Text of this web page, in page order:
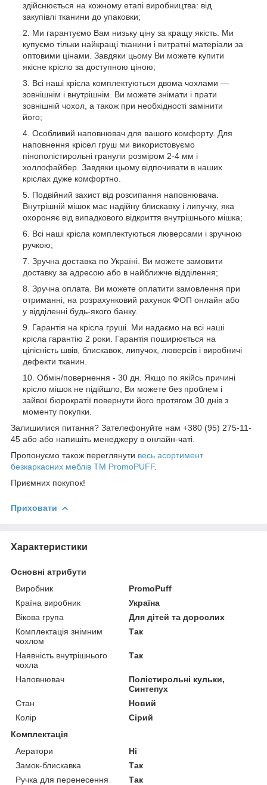
здійснюється на кожному етапі виробництва: від
закупівлі тканини до упаковки;
Ми гарантуємо Вам низьку ціну за кращу якість. Ми
купуємо тільки найкращі тканини і витратні матеріали за
оптовими цінами. Завдяки цьому Ви можете купити
якісне крісло за доступною ціною;
Всі наші крісла комплектуються двома чохлами ―
зовнішнім і внутрішнім. Ви можете знімати і прати
зовнішній чохол, а також при необхідності замінити
його;
Особливий наповнювач для вашого комфорту. Для
наповнення крісел груш ми використовуємо
пінополістирольні гранули розміром 2-4 мм і
холлофайбер. Завдяки цьому відпочивати в наших
кріслах дуже комфортно.
Подвійний захист від розсипання наповнювача.
Внутрішній мішок має надійну блискавку і липучку, яка
охороняє від випадкового відкриття внутрішнього мішка;
Всі наші крісла комплектуються люверсами і зручною
ручкою;
Зручна доставка по Україні. Ви можете замовити
доставку за адресою або в найближче відділення;
Зручна оплата. Ви можете оплатити замовлення при
отриманні, на розрахунковий рахунок ФОП онлайн або
у відділенні будь-якого банку.
Гарантія на крісла груші. Ми надаємо на всі наші
крісла гарантію 2 роки. Гарантія поширюється на
цілісність швів, блискавок, липучок, люверсів і виробничі
дефекти тканин.
Обмін/повернення - 30 дн. Якщо по якійсь причині
крісло мішок не підійшло, Ви можете без проблем і
зайвої бюрократії повернути його протягом 30 днів з
моменту покупки.
Залишилися питання? Зателефонуйте нам +380 (95) 275-11-
45 або або напишіть менеджеру в онлайн-чаті.
Пропонуємо також переглянути весь асортимент
безкаркасних меблів ТМ PromoPUFF.
Приємних покупок!
Приховати
Характеристики
Основні атрибути
Виробник
PromoPuff
Країна виробник
Україна
Вікова група
Для дітей та дорослих
Комплектація знімним
чохлом
Так
Наявність внутрішнього
чохла
Так
Наповнювач
Полістирольні кульки,
Синтепух
Стан
Новий
Колір
Сірий
Комплектація
Аератори
Ні
Замок-блискавка
Так
Ручка для перенесення
Так